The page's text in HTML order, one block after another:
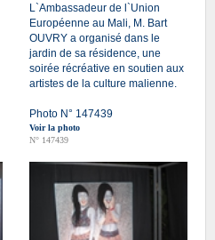
L`Ambassadeur de l`Union
Européenne au Mali, M. Bart
OUVRY a organisé dans le
jardin de sa résidence, une
soirée récréative en soutien aux
artistes de la culture malienne.
Photo N° 147439
Voir la photo
N° 147439